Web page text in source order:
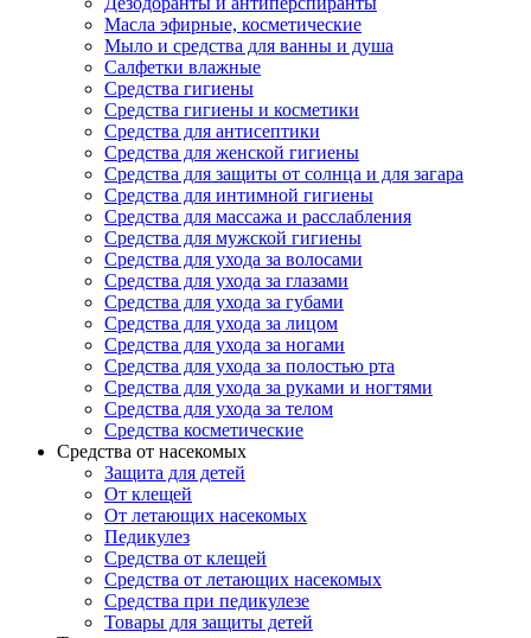
Масла эфирные, косметические
Мыло и средства для ванны и душа
Салфетки влажные
Средства гигиены
Средства гигиены и косметики
Средства для антисептики
Средства для женской гигиены
Средства для защиты от солнца и для загара
Средства для интимной гигиены
Средства для массажа и расслабления
Средства для мужской гигиены
Средства для ухода за волосами
Средства для ухода за глазами
Средства для ухода за губами
Средства для ухода за лицом
Средства для ухода за ногами
Средства для ухода за полостью рта
Средства для ухода за руками и ногтями
Средства для ухода за телом
Средства косметические
Средства от насекомых
Защита для детей
От клещей
От летающих насекомых
Педикулез
Средства от клещей
Средства от летающих насекомых
Средства при педикулезе
Товары для защиты детей